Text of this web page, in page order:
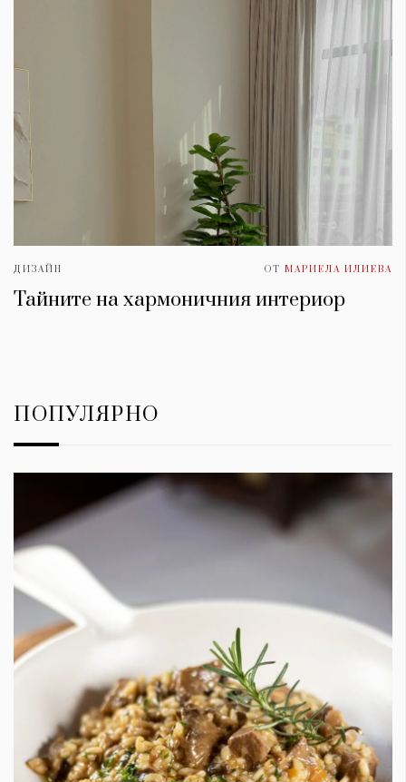
ДИЗАЙН ОТ МАРИЕЛА ИЛИЕВА
Тайните на хармоничния интериор
ПОПУЛЯРНО